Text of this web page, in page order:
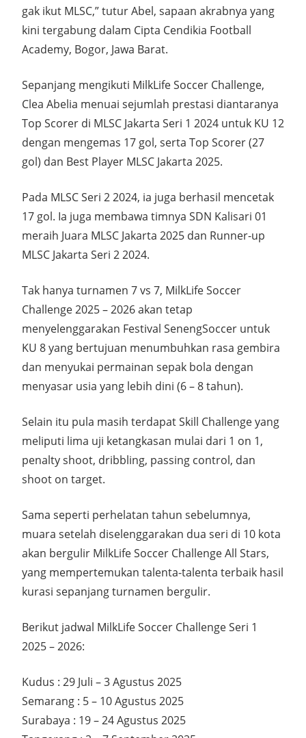
gak ikut MLSC,” tutur Abel, sapaan akrabnya yang
kini tergabung dalam Cipta Cendikia Football
Academy, Bogor, Jawa Barat.
Sepanjang mengikuti MilkLife Soccer Challenge,
Clea Abelia menuai sejumlah prestasi diantaranya
Top Scorer di MLSC Jakarta Seri 1 2024 untuk KU 12
dengan mengemas 17 gol, serta Top Scorer (27
gol) dan Best Player MLSC Jakarta 2025.
Pada MLSC Seri 2 2024, ia juga berhasil mencetak
17 gol. Ia juga membawa timnya SDN Kalisari 01
meraih Juara MLSC Jakarta 2025 dan Runner-up
MLSC Jakarta Seri 2 2024.
Tak hanya turnamen 7 vs 7, MilkLife Soccer
Challenge 2025 – 2026 akan tetap
menyelenggarakan Festival SenengSoccer untuk
KU 8 yang bertujuan menumbuhkan rasa gembira
dan menyukai permainan sepak bola dengan
menyasar usia yang lebih dini (6 – 8 tahun).
Selain itu pula masih terdapat Skill Challenge yang
meliputi lima uji ketangkasan mulai dari 1 on 1,
penalty shoot, dribbling, passing control, dan
shoot on target.
Sama seperti perhelatan tahun sebelumnya,
muara setelah diselenggarakan dua seri di 10 kota
akan bergulir MilkLife Soccer Challenge All Stars,
yang mempertemukan talenta-talenta terbaik hasil
kurasi sepanjang turnamen bergulir.
Berikut jadwal MilkLife Soccer Challenge Seri 1
2025 – 2026:
Kudus : 29 Juli – 3 Agustus 2025
Semarang : 5 – 10 Agustus 2025
Surabaya : 19 – 24 Agustus 2025